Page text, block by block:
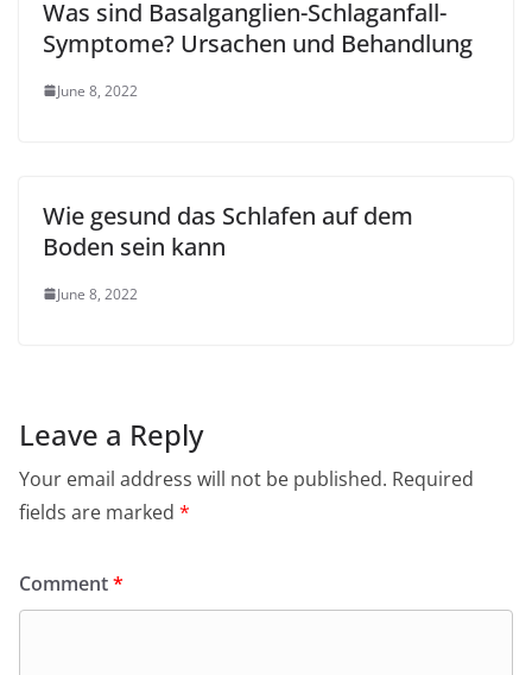
Was sind Basalganglien-Schlaganfall-
Symptome? Ursachen und Behandlung
June 8, 2022
Wie gesund das Schlafen auf dem
Boden sein kann
June 8, 2022
Leave a Reply
Your email address will not be published. Required
fields are marked *
Comment*